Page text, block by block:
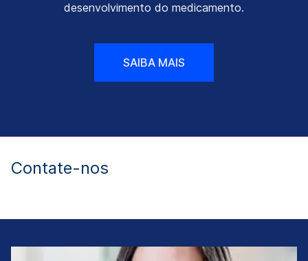
desenvolvimento do medicamento.
SAIBA MAIS
Contate-nos